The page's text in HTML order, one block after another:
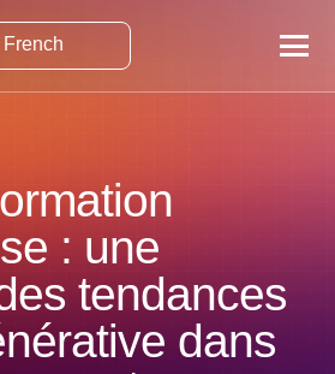
French
: une
tendances
dans